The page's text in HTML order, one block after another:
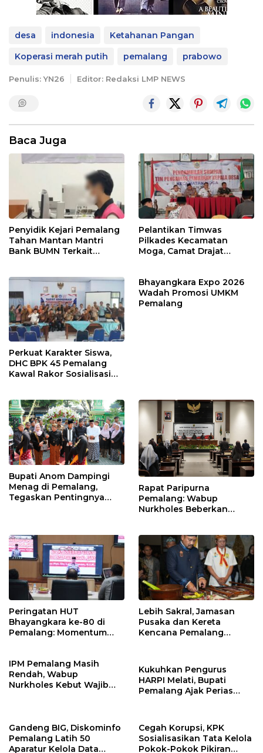
desa indonesia
Ketahanan Pangan
Koperasi merah putih
pemalang prabowo
Penulis: YN26 Editor: Redaksi LMP NEWS
Baca Juga
Penyidik Kejari Pemalang
Tahan Mantan Mantri
Bank BUMN Terkait
Pelantikan Timwas
Pilkades Kecamatan
Moga, Camat Drajat
Perkuat Karakter Siswa,
DHC BPK 45 Pemalang
Kawal Rakor Sosialisasi
Bhayangkara Expo 2026
Wadah Promosi UMKM
Pemalang
Bupati Anom Dampingi
Menag di Pemalang,
Tegaskan Pentingnya
Rapat Paripurna
Pemalang: Wabup
Nurkholes Beberkan
Peringatan HUT
Bhayangkara ke-80 di
Pemalang: Momentum
Lebih Sakral, Jamasan
Pusaka dan Kereta
Kencana Pemalang
IPM Pemalang Masih
Rendah, Wabup
Nurkholes Kebut Wajib
Kukuhkan Pengurus
HARPI Melati, Bupati
Pemalang Ajak Perias
Gandeng BIG, Diskominfo
Pemalang Latih 50
Aparatur Kelola Data
Cegah Korupsi, KPK
Sosialisasikan Tata Kelola
Pokok-Pokok Pikiran